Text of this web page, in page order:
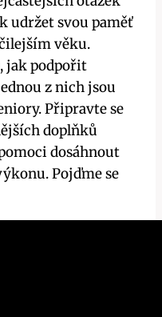
udržet svou paměť
věku.
jak podpořit
z nich jsou
Připravte se
doplňků
dosáhnout
Pojďme se